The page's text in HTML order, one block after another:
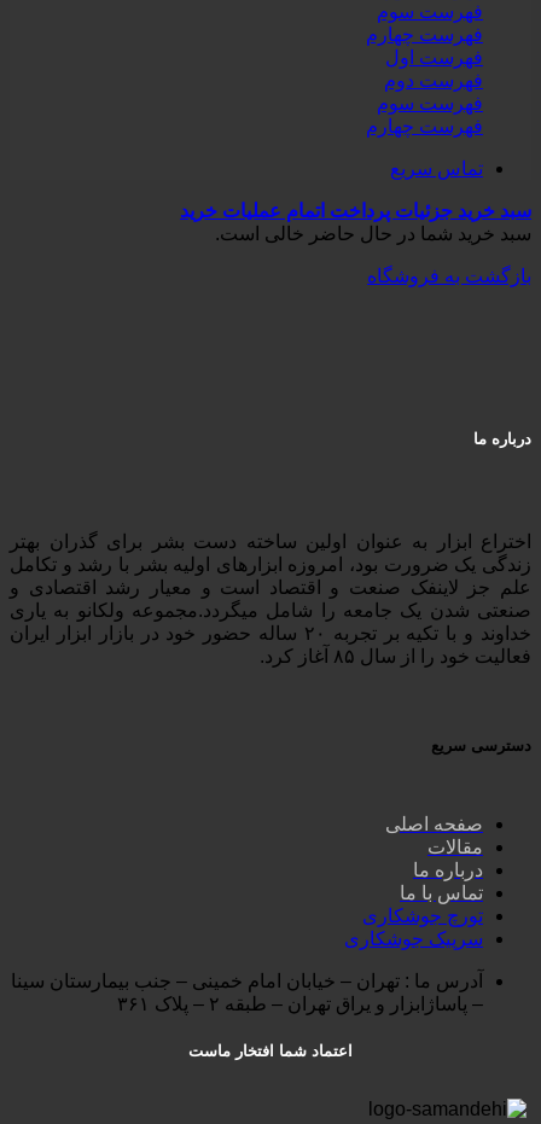
فهرست سوم
فهرست چهارم
فهرست اول
فهرست دوم
فهرست سوم
فهرست چهارم
تماس سریع
سبد خرید جزئیات پرداخت اتمام عملیات خرید
سبد خرید شما در حال حاضر خالی است.
بازگشت به فروشگاه
درباره ما
اختراع ابزار به عنوان اولین ساخته دست بشر برای گذران بهتر
زندگی یک ضرورت بود، امروزه ابزارهای اولیه بشر با رشد و تکامل
علم جز لاینفک صنعت و اقتصاد است و معیار رشد اقتصادی و
صنعتی شدن یک جامعه را شامل میگردد.مجموعه ولکانو به یاری
خداوند و با تکیه بر تجربه ۲۰ ساله حضور خود در بازار ابزار ایران
فعالیت خود را از سال ۸۵ آغاز کرد.
دسترسی سریع
صفحه اصلی
مقالات
درباره ما
تماس با ما
تورچ جوشکاری
سرپیک جوشکاری
آدرس ما : تهران – خیابان امام خمینی – جنب بیمارستان سینا
– پاساژابزار و یراق تهران – طبقه ۲ – پلاک ۳۶۱
اعتماد شما افتخار ماست